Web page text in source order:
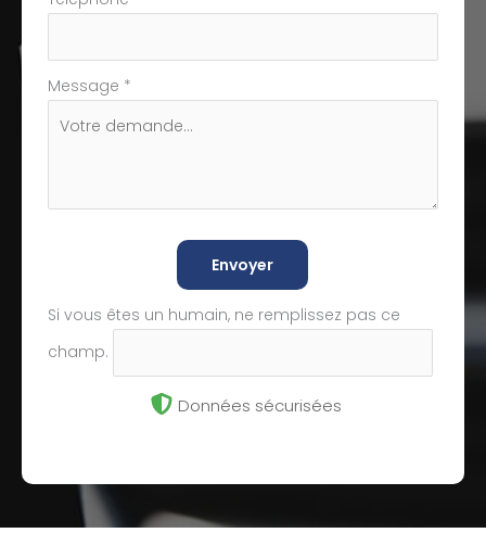
Message *
Envoyer
Si vous êtes un humain, ne remplissez pas ce
champ.
Données sécurisées